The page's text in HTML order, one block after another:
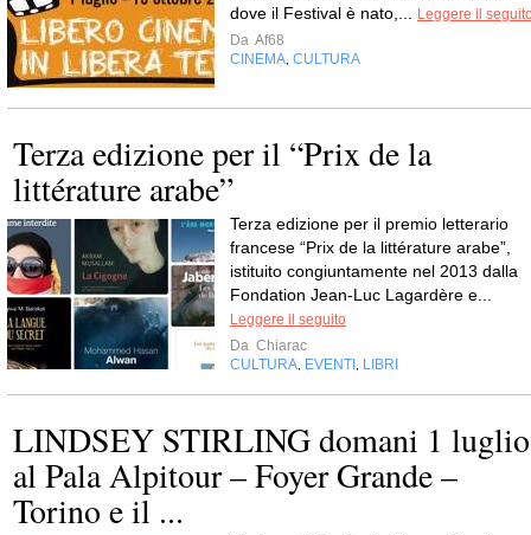
dove il Festival è nato,...
Leggere il
Da Af68
CINEMA CULTURA
Terza edizione per il “Prix de la
littérature arabe”
Terza edizione per il premio letterario
francese “Prix de la littérature arabe”,
istituito congiuntamente nel 2013 dalla
Fondation Jean-Luc Lagardère e...
Leggere il seguito
Da Chiarac
CULTURA EVENTI LIBRI
LINDSEY STIRLING domani 1 luglio
al Pala Alpitour – Foyer Grande –
Torino e il ...